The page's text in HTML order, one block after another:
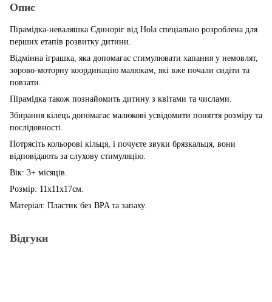
Опис
Пірамідка-неваляшка Єдиноріг від Hola спеціально розроблена для
перших етапів розвитку дитини.
Відмінна іграшка, яка допомагає стимулювати хапання у немовлят,
зорово-моторну координацію малюкам, які вже почали сидіти та
повзати.
Пірамідка також познайомить дитину з квітами та числами.
Збирання кілець допомагає малюкові усвідомити поняття розміру та
послідовності.
Потрясіть кольорові кільця, і почуєте звуки брязкальця, вони
відповідають за слухову стимуляцію.
Вік: 3+ місяців.
Розмір: 11х11х17см.
Матеріал: Пластик без BPA та запаху.
Відгуки